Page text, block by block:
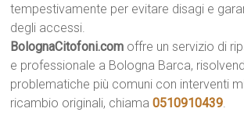
tempestivamente per evitare disagi e
degli accessi.
BolognaCitofoni.com offre un servizio di
e professionale a Bologna Barca,
problematiche più comuni con interventi
ricambio originali, chiama0510910439.